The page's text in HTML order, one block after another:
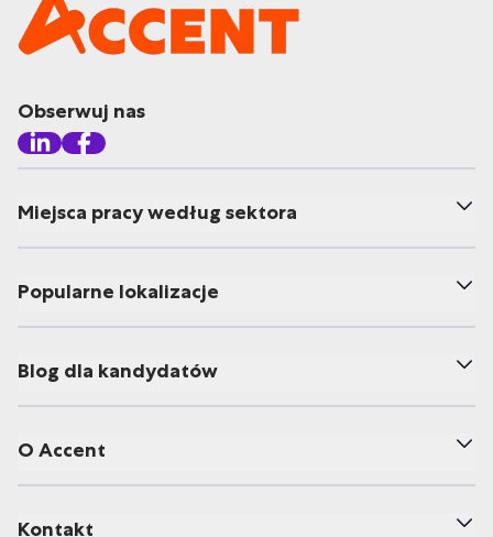
Obserwuj nas
Miejsca pracy według sektora
Popularne lokalizacje
Blog dla kandydatów
O Accent
Kontakt